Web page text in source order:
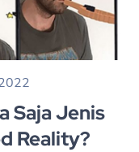
Saja Jenis
Reality?